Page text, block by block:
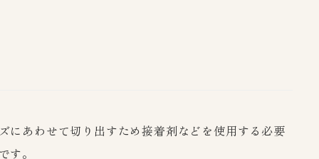
にあわせて切り出すため接着剤などを使用する必要
。